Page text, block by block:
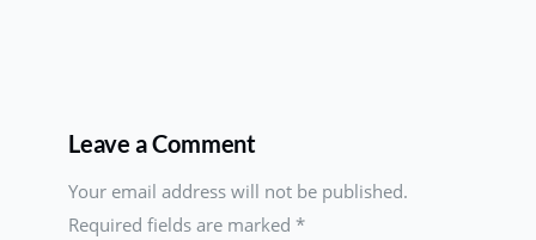
Leave a Comment
Your email address will not be published.
Required fields are marked *